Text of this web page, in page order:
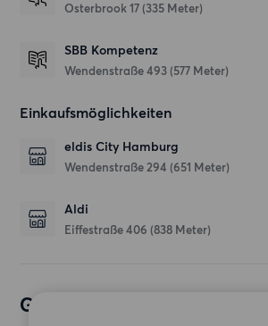
Osterbrook 17 (335 Meter)
SBB Kompetenz
Wendenstraße 493 (577 Meter)
Einkaufsmöglichkeiten
eldis City Hamburg
Wendenstraße 294 (651 Meter)
Aldi
Eiffestraße 406 (838 Meter)
Gewünschte Wohnung